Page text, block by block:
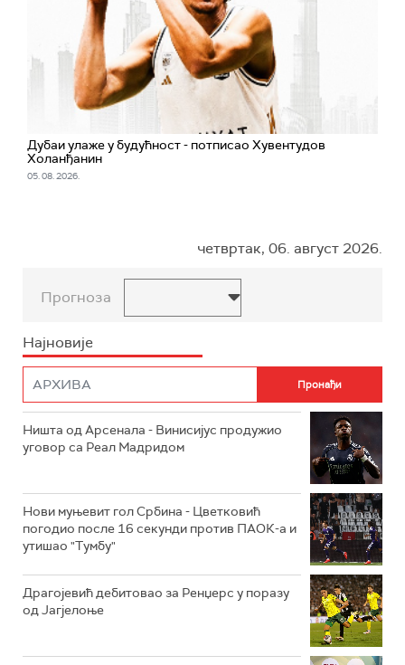
Дубаи улаже у будућност - потписао Хувентудов
Холанђанин
05. 08. 2026.
четвртак, 06. август 2026.
Прогноза
Најновије
Ништа од Арсенала - Винисијус продужио
уговор са Реал Мадридом
Нови муњевит гол Србина - Цветковић
погодио после 16 секунди против ПАОК-а и
утишао "Тумбу"
Драгојевић дебитовао за Ренџерс у поразу
од Јагјелоње